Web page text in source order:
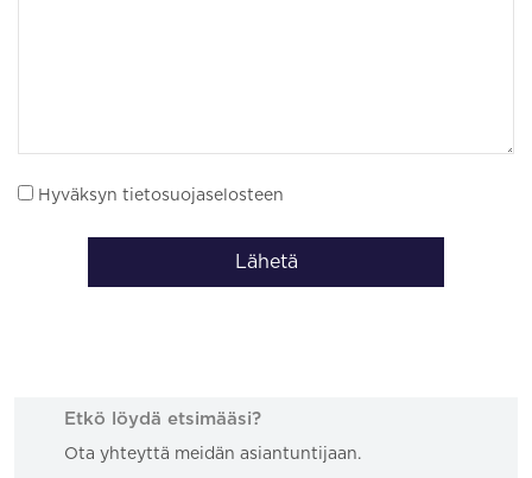
Hyväksyn tietosuojaselosteen
Lähetä
Etkö löydä etsimääsi?
Ota yhteyttä meidän asiantuntijaan.